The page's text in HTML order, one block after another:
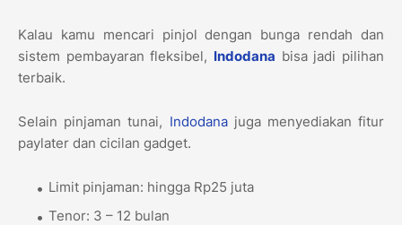
Kalau kamu mencari pinjol dengan bunga rendah dan
sistem pembayaran fleksibel, Indodana bisa jadi pilihan
terbaik.
Selain pinjaman tunai, Indodanajuga menyediakan fitur
paylater dan cicilan gadget.
Limit pinjaman: hingga Rp25 juta
Tenor: 3 – 12 bulan